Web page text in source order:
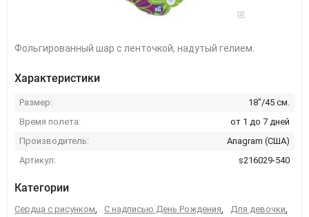
Фольгированный шар с ленточкой, надутый гелием.
Характеристики
Размер:
18"/45 см.
Время полета:
от 1 до 7 дней
Производитель:
Anagram (США)
Артикул:
s216029-540
Категории
Сердца с рисунком, С надписью День Рождения, Для девочки,